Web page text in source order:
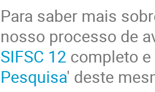
Para saber mais
nosso processo de
SIFSC 12 completo
Pesquisa' deste